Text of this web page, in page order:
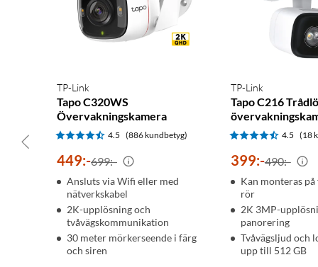
Skyddsklass: IP66
Mått: 93×68×108 mm
I förpackningen
1 × Eufy Wired Cam C31
1 × USB-C-kabel
1 × Monteringsfäste
1 × Snabbstartsguide
TP-Link
Tapo C320WS
Övervakningskamera
4.5 (886 kundbetyg)
449:-699:-
Ansluts via Wifi eller med
nätverkskabel
2K-upplösning och
tvåvägskommunikation
30 meter mörkerseende i färg
och siren
TP-Link
Tapo C216
4.5 (18
399:-490:-
Kan monteras på
rör
2K 3MP-
panorering
Tvåvägsljud och
upp till 512 GB